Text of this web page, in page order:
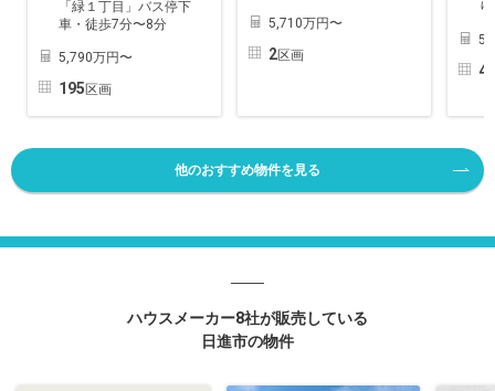
「緑１丁目」バス停下
車・徒歩7分〜8分
5,790万円〜
195 区画
5,710万円〜
2区画
40
他のおすすめ物件を見る
ハウスメーカー8社が販売している
日進市の物件